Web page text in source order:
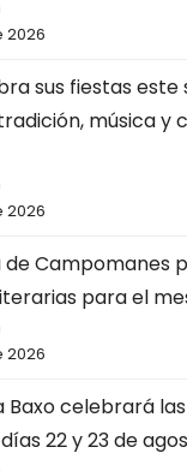
2026
sus fiestas este
música y
2026
de Campomanes
para el
2026
Baxo celebrará
22 y 23 de